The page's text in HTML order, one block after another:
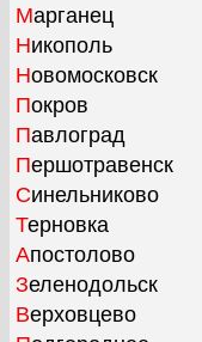
Марганец
Никополь
Новомосковск
Покров
Павлоград
Першотравенск
Синельниково
Терновка
Апостолово
Зеленодольск
Верховцево